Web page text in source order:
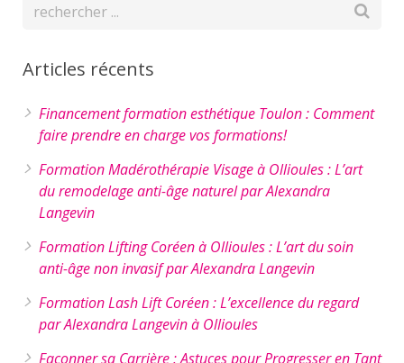
Contact
Articles récents
Financement formation esthétique Toulon : Comment
faire prendre en charge vos formations!
Formation Madérothérapie Visage à Ollioules : L’art
du remodelage anti-âge naturel par Alexandra
Langevin
Formation Lifting Coréen à Ollioules : L’art du soin
anti-âge non invasif par Alexandra Langevin
Formation Lash Lift Coréen : L’excellence du regard
par Alexandra Langevin à Ollioules
Façonner sa Carrière : Astuces pour Progresser en Tant